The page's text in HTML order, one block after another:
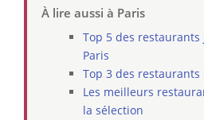
À lire aussi à Paris
Top 5 des
Paris
Top 3 des restaurants
Les meilleurs
la sélection